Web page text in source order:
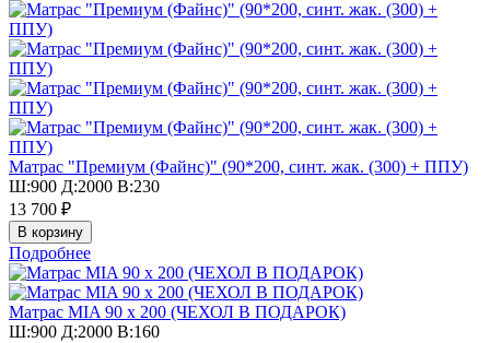
Матрас "Премиум (Файнс)" (90*200, синт. жак. (300) + ППУ)
Ш:900 Д:2000 В:230
13 700 ₽
Подробнее
Матрас MIA 90 х 200 (ЧЕХОЛ В ПОДАРОК)
Ш:900 Д:2000 В:160